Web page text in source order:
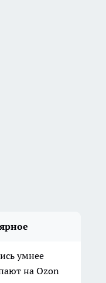
умнее
на Ozon